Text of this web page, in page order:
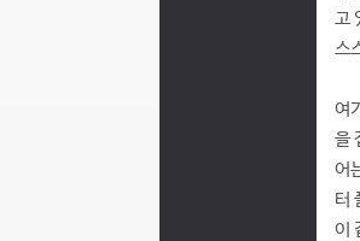
고
스
여
을
어
터
이